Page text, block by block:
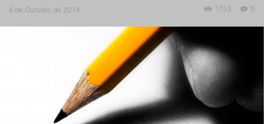
8 de Outubro de 2014 0
1753